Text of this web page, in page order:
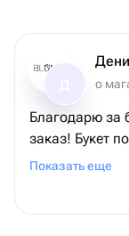
о
Благодарю за
заказ! Букет
Именинница в
Показать еще